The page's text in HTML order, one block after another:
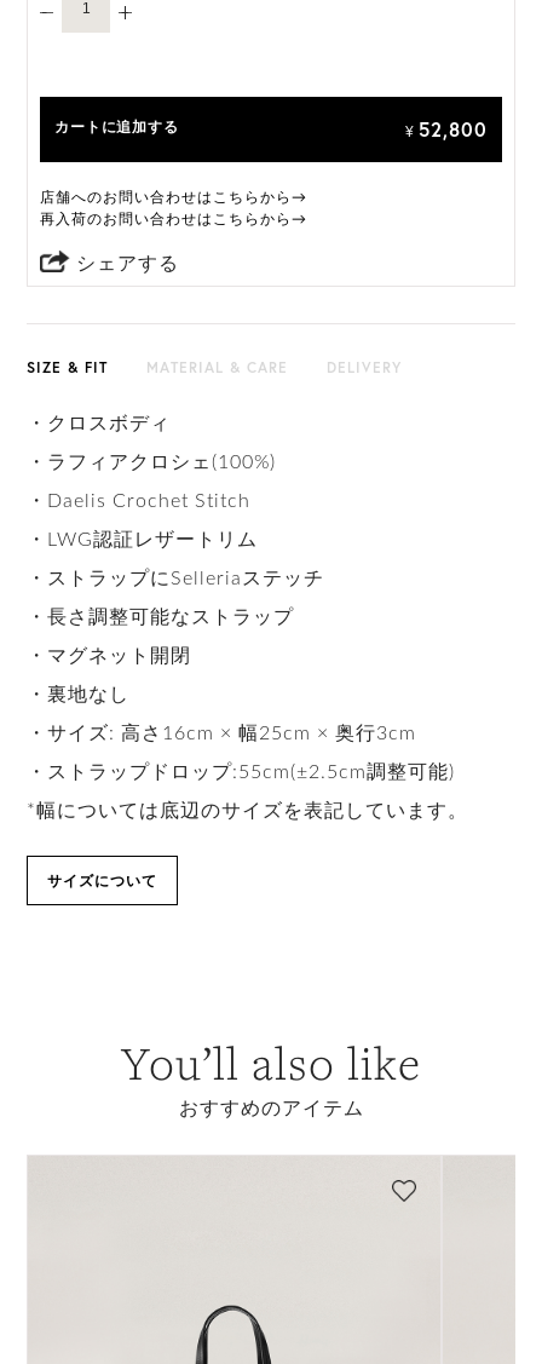
カートに追加する ¥ 52,800
店舗へのお問い合わせはこちらから→
再入荷のお問い合わせはこちらから→
シェアする
SIZE & FIT MATERIAL & CARE DELIVERY
・クロスボディ
・ラフィアクロシェ(100%)
・Daelis Crochet Stitch
・LWG認証レザートリム
・ストラップにSelleriaステッチ
・長さ調整可能なストラップ
・マグネット開閉
・裏地なし
・サイズ: 高さ16cm × 幅25cm × 奥行3cm
・ストラップドロップ:55cm(±2.5cm調整可能)
*幅については底辺のサイズを表記しています。
サイズについて
You’ll also like
おすすめのアイテム